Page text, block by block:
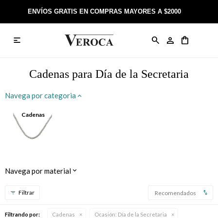
ENVÍOS GRATIS EN COMPRAS MAYORES A $2000

Cadenas para Día de la Secretaria
Navega por categoria
Cadenas
Navega por material
Recomendados
Filtrando por: Cadenas Ocasión: Día de la Secretaria
Anillos
Rosarios
Colgantes
Tobilleras
Llaveros
Día de la Madre
Bautismo
Boda
Cumpleaños de 15
Sobre Veroca Joyas
Trabaja con nosotros
Contacto
Como comprar on-line
Términos y condiciones